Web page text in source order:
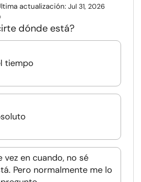
actualización: Jul 31, 2026
dónde está?
tiempo
vez en cuando, no sé
Pero normalmente me lo